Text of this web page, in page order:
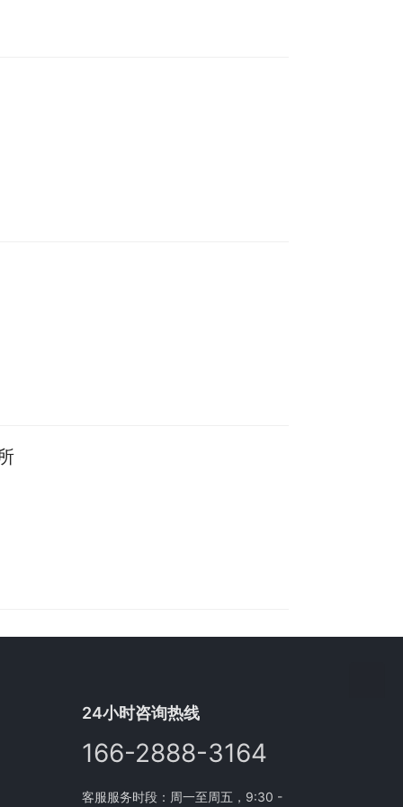
24小时咨询热线
166-2888-3164
客服服务时段：周一至周五，9:30 -